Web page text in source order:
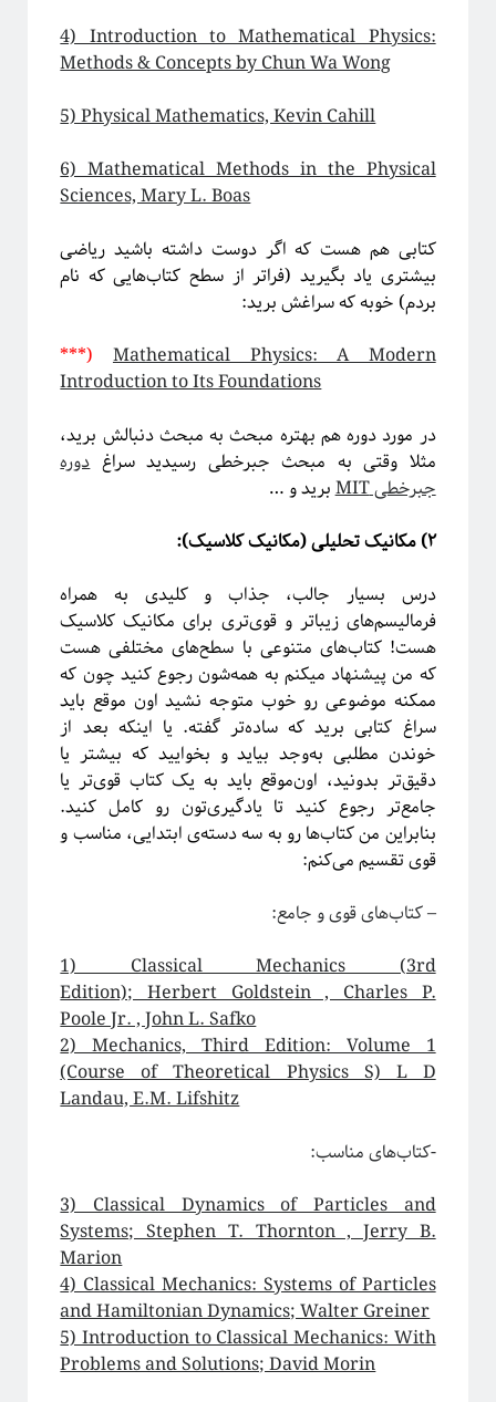
ریچارد فاینمن، فیزیک‌دان تاثیرگذار قرن گذشته
پروژه پیچیدگی برای همه
دوره «مقدمه‌ای بر بازبهنجارش»
4) Introduction to Mathematical Physics:
Methods & Concepts by Chun Wa Wong
5) Physical Mathematics, Kevin Cahill
6) Mathematical Methods in the Physical
Sciences, Mary L. Boas
کتابی هم هست که اگر دوست داشته باشید ریاضی
بیشتری یاد بگیرید (فراتر از سطح کتاب‌هایی که نام
بردم) خوبه که سراغش برید:
***)
Mathematical Physics: A Modern
Introduction to Its Foundations
در مورد دوره هم بهتره مبحث به مبحث دنبالش برید،
مثلا وقتی به مبحث جبرخطی رسیدید سراغ دوره
جبرخطی MIT
برید و …
۲) مکانیک تحلیلی (مکانیک کلاسیک):
درس بسیار جالب، جذاب و کلیدی به همراه
فرمالیسم‌های زیباتر و قوی‌تری برای مکانیک کلاسیک
هست! کتاب‌های متنوعی با سطح‌های مختلفی هست
که من پیشنهاد میکنم به همه‌شون رجوع کنید چون که
ممکنه موضوعی رو خوب متوجه نشید اون موقع باید
سراغ کتابی برید که ساده‌تر گفته. یا اینکه بعد از
خوندن مطلبی به‌وجد بیاید و بخوایید که بیشتر یا
دقیق‌تر بدونید، اون‌موقع باید به یک کتاب قوی‌تر یا
جامع‌تر رجوع کنید تا یادگیری‌تون رو کامل کنید.
بنابراین من کتاب‌ها رو به سه دسته‌ی ابتدایی، مناسب و
قوی تقسیم می‌کنم:
– کتاب‌‌های قوی و جامع:
1) Classical Mechanics (3rd
Edition); Herbert Goldstein , Charles P.
Poole Jr. , John L. Safko
2) Mechanics, Third Edition: Volume 1
(Course of Theoretical Physics S) L D
Landau, E.M. Lifshitz
-کتاب‌های مناسب:
3) Classical Dynamics of Particles and
Systems; Stephen T. Thornton , Jerry B.
Marion
4) Classical Mechanics: Systems of Particles
and Hamiltonian Dynamics; Walter Greiner
5) Introduction to Classical Mechanics: With
Problems and Solutions; David Morin